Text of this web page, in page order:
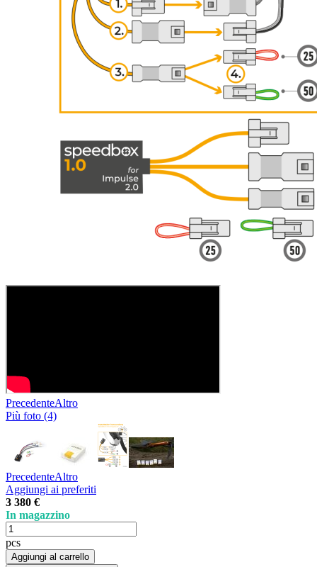
PrecedenteAltro
Più foto (4)
PrecedenteAltro
Aggiungi ai preferiti
3 380 €
In magazzino
pcs
Aggiungi al carrello